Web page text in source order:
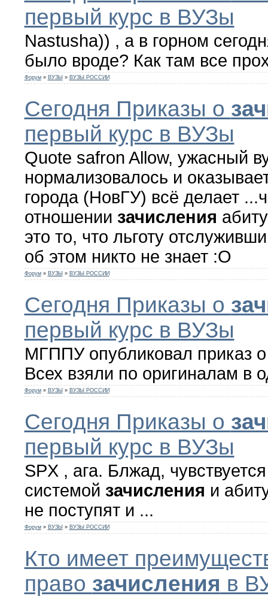
первый курс в ВУЗы
Nastusha)) , а в горном
было вроде? Как там все
Форум » ВУЗЫ » ВУЗЫ РОССИИ
Сегодня Приказы о
первый курс в ВУЗы
Quote safron Allow, ужасный
нормализовалось и
города (НовГУ) всё делает
отношении зачисления
это то, что льготу
об этом никто не знает :О
Форум » ВУЗЫ » ВУЗЫ РОССИИ
Сегодня Приказы о
первый курс в ВУЗы
МГППУ опубликовал приказ
Всех взяли по оригиналам в
Форум » ВУЗЫ » ВУЗЫ РОССИИ
Сегодня Приказы о
первый курс в ВУЗы
SPX , ага. Блжад,
системой зачисления и
не поступят и ...
Форум » ВУЗЫ » ВУЗЫ РОССИИ
Кто имеет
право зачисления в